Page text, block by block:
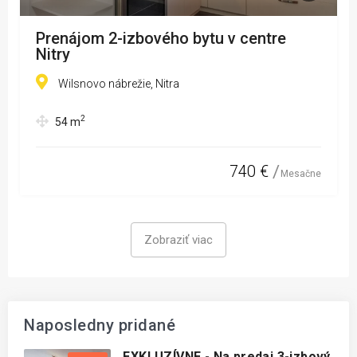
Prenájom 2-izbového bytu v centre
Nitry
Wilsnovo nábrežie, Nitra
54m2
740 € Mesačne
Zobraziť viac
Naposledny pridané